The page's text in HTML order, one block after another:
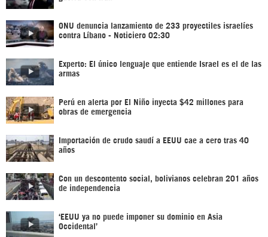
ONU denuncia lanzamiento de 233 proyectiles israelíes
contra Líbano - Noticiero 02:30
Experto: El único lenguaje que entiende Israel es el de las
armas
Perú en alerta por El Niño inyecta $42 millones para
obras de emergencia
Importación de crudo saudí a EEUU cae a cero tras 40
años
Con un descontento social, bolivianos celebran 201 años
de independencia
‘EEUU ya no puede imponer su dominio en Asia
Occidental’